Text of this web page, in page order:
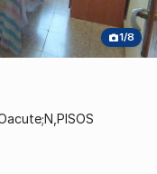
1/8